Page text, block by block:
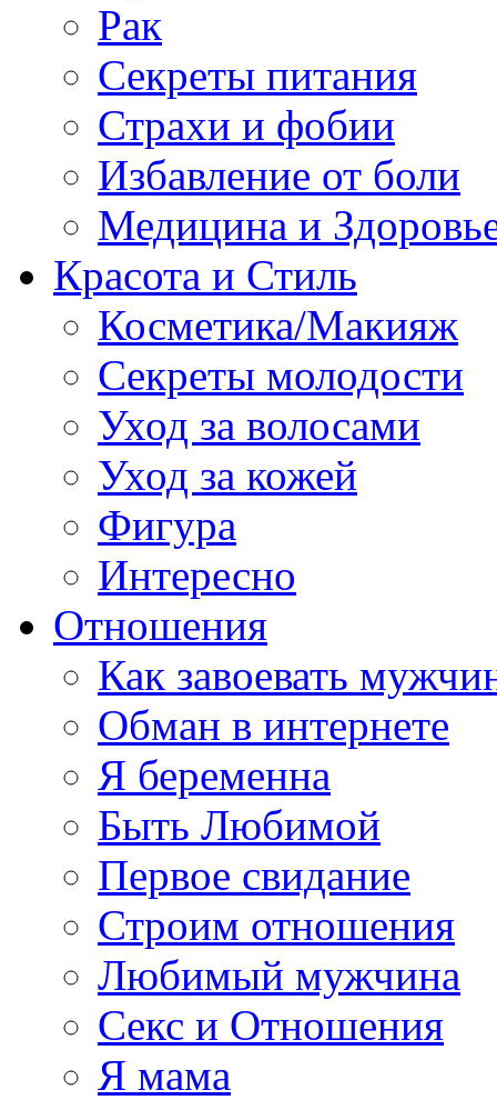
Рак
Секреты питания
Страхи и фобии
Избавление от боли
Медицина и
Красота и Стиль
Косметика/Макияж
Секреты молодости
Уход за волосами
Уход за кожей
Фигура
Интересно
Отношения
Как завоевать
Обман в интернете
Я беременна
Быть Любимой
Первое свидание
Строим отношения
Любимый мужчина
Секс и Отношения
Я мама